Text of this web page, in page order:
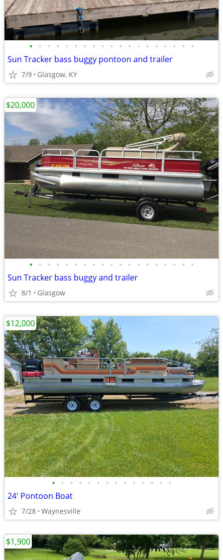
• • • • • • • • • • • • • • • • • • •
Sun Tracker bass buggy pontoon and trailer
7/9 Glasgow, KY
• • • • • • • • • • • • • • • • • • •
Sun Tracker bass buggy and trailer
8/1 Glasgow
$20,000
• • • • • • • • • • • • • •
24' Pontoon Boat
7/28 Waynesville
$12,000
$1,900